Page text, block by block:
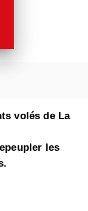
volés de La
les